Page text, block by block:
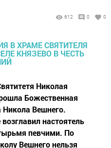
612 0 0
Николая
Божественная
Никола Вешнего.
настоятель
певчими. По
Вешнего нельзя